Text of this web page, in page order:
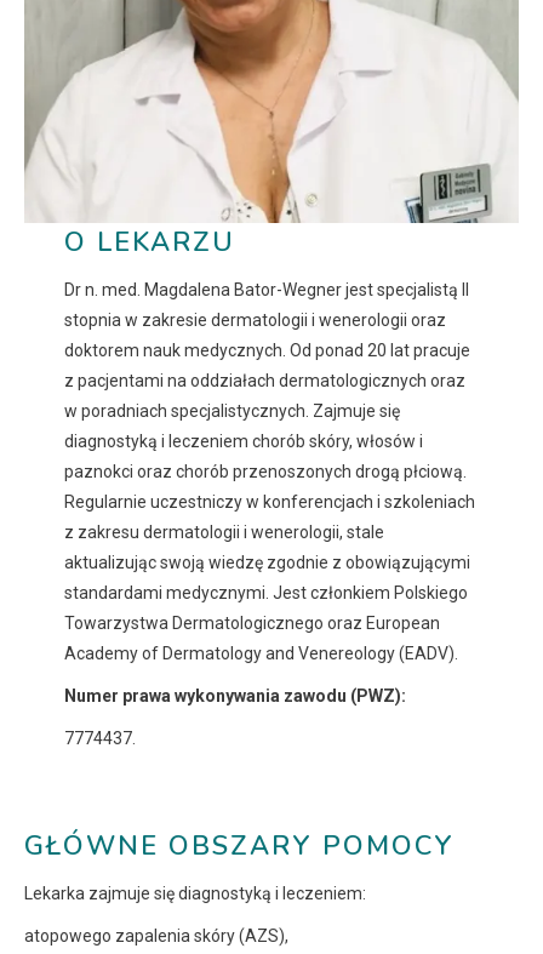
O LEKARZU
Dr n. med. Magdalena Bator-Wegner jest specjalistą II
stopnia w zakresie dermatologii i wenerologii oraz
doktorem nauk medycznych. Od ponad 20 lat pracuje
z pacjentami na oddziałach dermatologicznych oraz
w poradniach specjalistycznych. Zajmuje się
diagnostyką i leczeniem chorób skóry, włosów i
paznokci oraz chorób przenoszonych drogą płciową.
Regularnie uczestniczy w konferencjach i szkoleniach
z zakresu dermatologii i wenerologii, stale
aktualizując swoją wiedzę zgodnie z obowiązującymi
standardami medycznymi. Jest członkiem Polskiego
Towarzystwa Dermatologicznego oraz European
Academy of Dermatology and Venereology (EADV).
Numer prawa wykonywania zawodu (PWZ):
7774437.
GŁÓWNE OBSZARY POMOCY
Lekarka zajmuje się diagnostyką i leczeniem:
atopowego zapalenia skóry (AZS),